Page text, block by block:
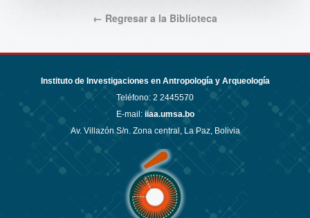
← Regresar a la Biblioteca
Instituto de Investigaciones en Antropología y Arqueología
Teléfono: 2 2445570
E-mail: iiaa.umsa.bo
Av. Villazón S/n. Zona central, La Paz, Bolivia